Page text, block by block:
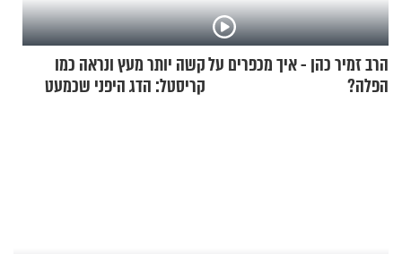
הרב זמיר כהן - איך מכפרים על
הפלה?
קשה יותר מעץ ונראה כמו
קריסטל: הדג היפני שכמעט